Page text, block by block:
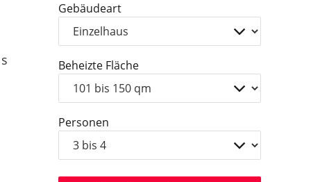
Gebäudeart
Beheizte Fläche
Personen